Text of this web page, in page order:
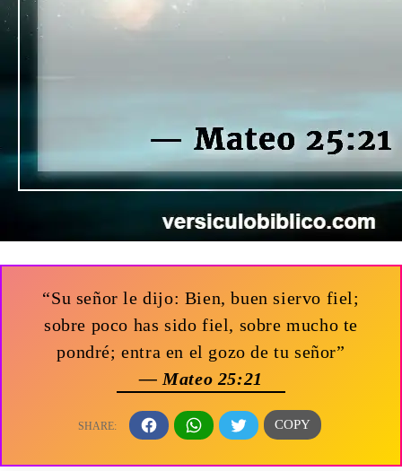
“Su señor le dijo: Bien, buen siervo fiel;
sobre poco has sido fiel, sobre mucho te
pondré; entra en el gozo de tu señor”
— Mateo 25:21